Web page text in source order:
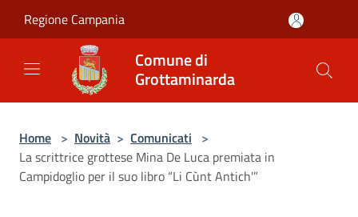
Regione Campania
Comune di
Grottaminarda
Home > Novità > Comunicati >
La scrittrice grottese Mina De Luca premiata in
Campidoglio per il suo libro “Li Cùnt Antich'”